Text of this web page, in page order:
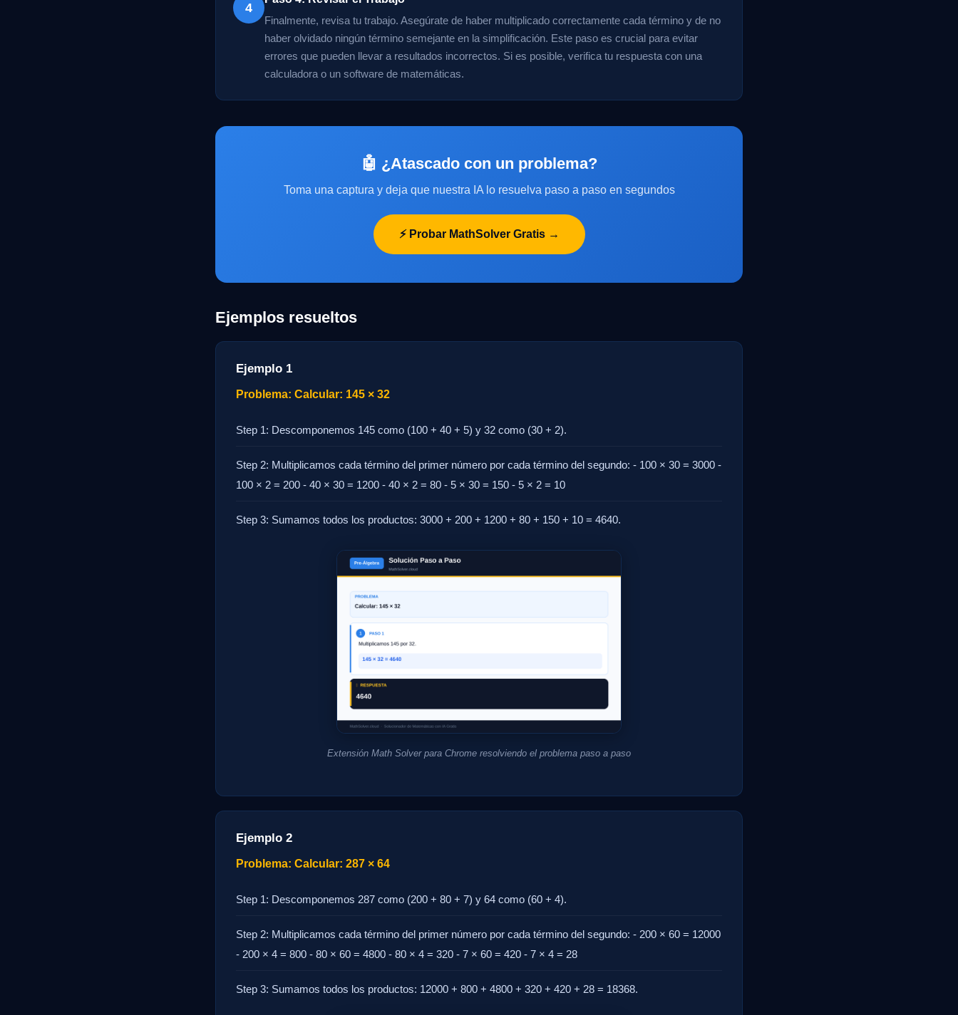
4
Finalmente, revisa tu trabajo. Asegúrate de haber multiplicado correctamente cada término y de no
haber olvidado ningún término semejante en la simplificación. Este paso es crucial para evitar
errores que pueden llevar a resultados incorrectos. Si es posible, verifica tu respuesta con una
calculadora o un software de matemáticas.
🤖 ¿Atascado con un problema?
Toma una captura y deja que nuestra IA lo resuelva paso a paso en segundos
⚡ Probar MathSolver Gratis →
Ejemplos resueltos
Ejemplo 1
Problema: Calcular: 145 × 32
Step 1: Descomponemos 145 como (100 + 40 + 5) y 32 como (30 + 2).
Step 2: Multiplicamos cada término del primer número por cada término del segundo: - 100 × 30 = 3000 -
100 × 2 = 200 - 40 × 30 = 1200 - 40 × 2 = 80 - 5 × 30 = 150 - 5 × 2 = 10
Step 3: Sumamos todos los productos: 3000 + 200 + 1200 + 80 + 150 + 10 = 4640.
Extensión Math Solver para Chrome resolviendo el problema paso a paso
Ejemplo 2
Problema: Calcular: 287 × 64
Step 1: Descomponemos 287 como (200 + 80 + 7) y 64 como (60 + 4).
Step 2: Multiplicamos cada término del primer número por cada término del segundo: - 200 × 60 = 12000
- 200 × 4 = 800 - 80 × 60 = 4800 - 80 × 4 = 320 - 7 × 60 = 420 - 7 × 4 = 28
Step 3: Sumamos todos los productos: 12000 + 800 + 4800 + 320 + 420 + 28 = 18368.